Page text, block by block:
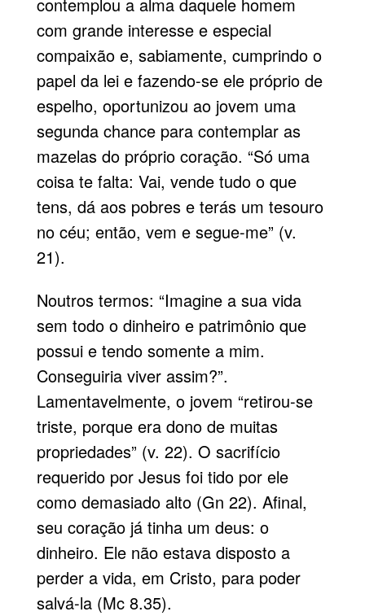
com grande interesse e especial
compaixão e, sabiamente, cumprindo o
papel da lei e fazendo-se ele próprio de
espelho, oportunizou ao jovem uma
segunda chance para contemplar as
mazelas do próprio coração. “Só uma
coisa te falta: Vai, vende tudo o que
tens, dá aos pobres e terás um tesouro
no céu; então, vem e segue-me” (v.
21).
Noutros termos: “Imagine a sua vida
sem todo o dinheiro e patrimônio que
possui e tendo somente a mim.
Conseguiria viver assim?”.
Lamentavelmente, o jovem “retirou-se
triste, porque era dono de muitas
propriedades” (v. 22). O sacrifício
requerido por Jesus foi tido por ele
como demasiado alto (Gn 22). Afinal,
seu coração já tinha um deus: o
dinheiro. Ele não estava disposto a
perder a vida, em Cristo, para poder
salvá-la (Mc 8.35).